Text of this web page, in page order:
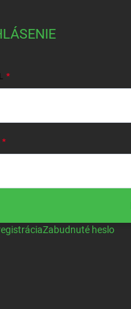
Zabudnuté heslo